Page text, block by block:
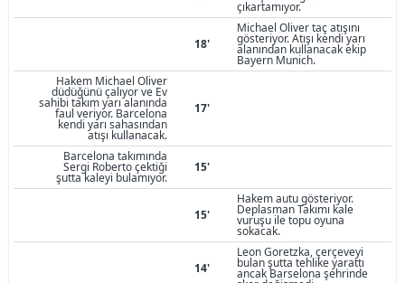
çıkartamıyor.
18'
Michael Oliver taç atışını
gösteriyor. Atışı kendi yarı
alanından kullanacak ekip
Bayern Munich.
Hakem Michael Oliver
düdüğünü çalıyor ve Ev
sahibi takım yarı alanında
faul veriyor. Barcelona
kendi yarı sahasından
atışı kullanacak.
17'
Barcelona takımında
Sergi Roberto çektiği
şutta kaleyi bulamıyor.
15'
15'
Hakem autu gösteriyor.
Deplasman Takımı kale
vuruşu ile topu oyuna
sokacak.
14'
Leon Goretzka, çerçeveyi
bulan şutta tehlike yarattı
ancak Barselona şehrinde